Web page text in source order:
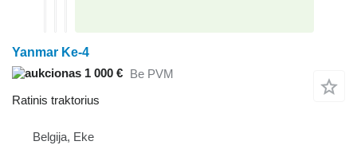
Yanmar Ke-4
1 000 € Be PVM
Ratinis traktorius
Belgija, Eke